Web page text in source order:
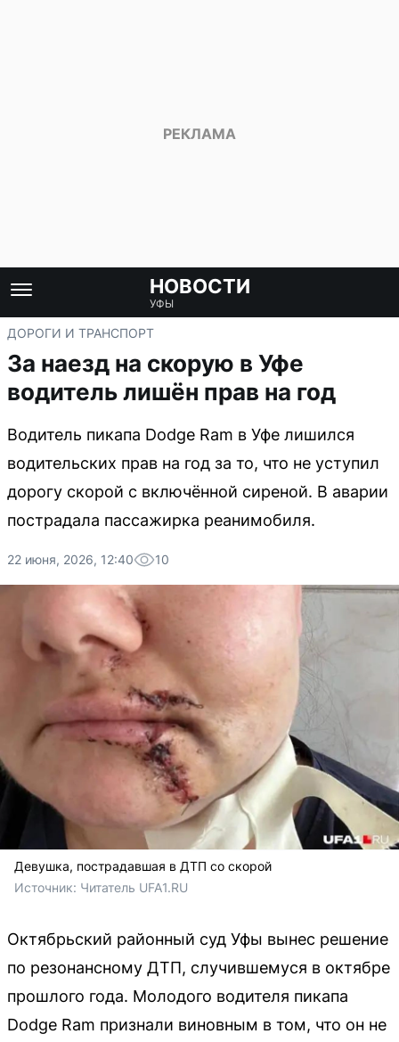
НОВОСТИ
УФЫ
ДОРОГИ И ТРАНСПОРТ
За наезд на скорую в Уфе
водитель лишён прав на год
Водитель пикапа Dodge Ram в Уфе лишился
водительских прав на год за то, что не уступил
дорогу скорой с включённой сиреной. В аварии
пострадала пассажирка реанимобиля.
22 июня, 2026, 12:40 10
Девушка, пострадавшая в ДТП со скорой
Источник: Читатель UFA1.RU
Октябрьский районный суд Уфы вынес решение
по резонансному ДТП, случившемуся в октябре
прошлого года. Молодого водителя пикапа
Dodge Ram признали виновным в том, что он не